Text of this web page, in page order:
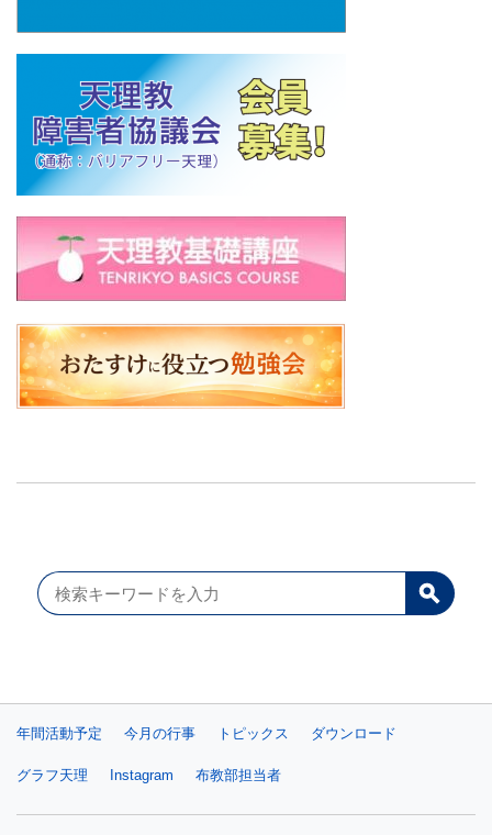
年間活動予定 今月の行事 トピックス ダウンロード
グラフ天理 Instagram 布教部担当者